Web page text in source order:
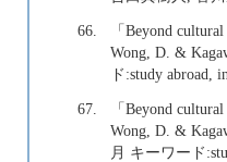
66.
「Beyond
Wong, D. &
ド:study abroad,
67.
「Beyond
Wong, D. &
月 キーワード